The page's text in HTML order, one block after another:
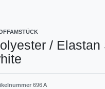
/
696 A